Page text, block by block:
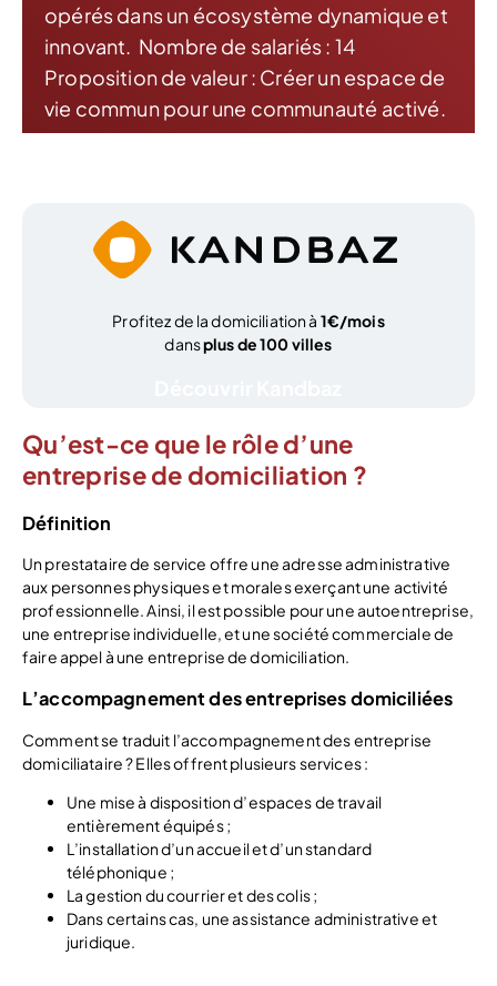
opérés dans un écosystème dynamique et
innovant. Nombre de salariés : 14
Proposition de valeur : Créer un espace de
vie commun pour une communauté activé.
Profitez de la domiciliation à 1€/mois
dansplus de 100 villes
Qu’est-ce que le rôle d’une
entreprise de domiciliation ?
Définition
Un prestataire de service offre une adresse administrative
aux personnes physiques et morales exerçant une activité
professionnelle. Ainsi, il est possible pour une autoentreprise,
une entreprise individuelle, et une société commerciale de
faire appel à une entreprise de domiciliation.
L’accompagnement des entreprises domiciliées
Comment se traduit l’accompagnement des entreprise
domiciliataire ? Elles offrent plusieurs services :
Une mise à disposition d’espaces de travail
entièrement équipés ;
L’installation d’un accueil et d’un standard
téléphonique ;
La gestion du courrier et des colis ;
Dans certains cas, une assistance administrative et
juridique.